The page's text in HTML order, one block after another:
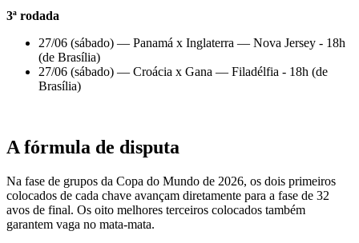
3ª rodada
27/06 (sábado) — Panamá x Inglaterra — Nova Jersey - 18h
(de Brasília)
27/06 (sábado) — Croácia x Gana — Filadélfia - 18h (de
Brasília)
A fórmula de disputa
Na fase de grupos da Copa do Mundo de 2026, os dois primeiros
colocados de cada chave avançam diretamente para a fase de 32
avos de final. Os oito melhores terceiros colocados também
garantem vaga no mata-mata.